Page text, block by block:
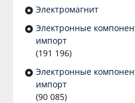
Электромагнит
Электронные
импорт
(191 196)
Электронные
импорт
(90 085)